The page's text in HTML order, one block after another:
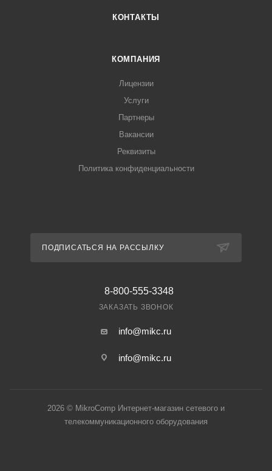
КОНТАКТЫ
КОМПАНИЯ
Лицензии
Услуги
Партнеры
Вакансии
Реквизиты
Политика конфиденциальности
ПОДПИСАТЬСЯ НА РАССЫЛКУ
8-800-555-3348
ЗАКАЗАТЬ ЗВОНОК
info@mikc.ru
info@mikc.ru
2026 © MikroComp Интернет-магазин сетевого и
телекоммуникационного оборудования